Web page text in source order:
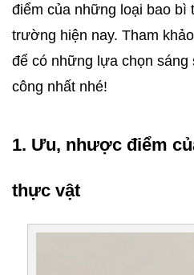
điểm của những loại bao bì
trường hiện nay. Tham
để có những lựa chọn sáng
công nhất nhé!
1. Ưu, nhược điểm
thực vật